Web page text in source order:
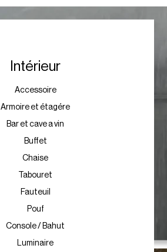
Intérieur
Accessoire
Armoire et étagére
Bar et cave a vin
Buffet
Chaise
Tabouret
Fauteuil
Pouf
Console / Bahut
Luminaire